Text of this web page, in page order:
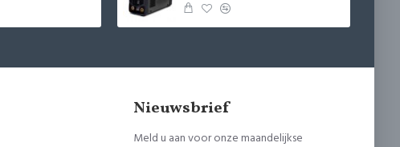
Nieuwsbrief
Meld u aan voor onze maandelijkse